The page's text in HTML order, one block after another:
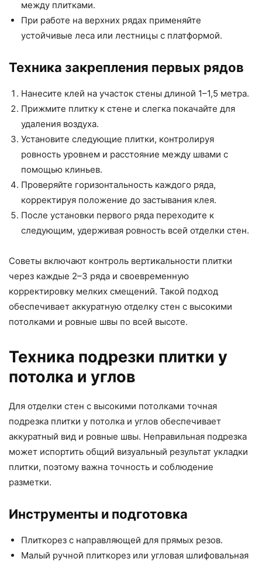
между плитками.
При работе на верхних рядах применяйте
устойчивые леса или лестницы с платформой.
Техника закрепления первых рядов
Нанесите клей на участок стены длиной 1–1,5 метра.
Прижмите плитку к стене и слегка покачайте для
удаления воздуха.
Установите следующие плитки, контролируя
ровность уровнем и расстояние между швами с
помощью клиньев.
Проверяйте горизонтальность каждого ряда,
корректируя положение до застывания клея.
После установки первого ряда переходите к
следующим, удерживая ровность всей отделки стен.
Советы включают контроль вертикальности плитки
через каждые 2–3 ряда и своевременную
корректировку мелких смещений. Такой подход
обеспечивает аккуратную отделку стен с высокими
потолками и ровные швы по всей высоте.
Техника подрезки плитки у
потолка и углов
Для отделки стен с высокими потолками точная
подрезка плитки у потолка и углов обеспечивает
аккуратный вид и ровные швы. Неправильная подрезка
может испортить общий визуальный результат укладки
плитки, поэтому важна точность и соблюдение
разметки.
Инструменты и подготовка
Плиткорез с направляющей для прямых резов.
Малый ручной плиткорез или угловая шлифовальная